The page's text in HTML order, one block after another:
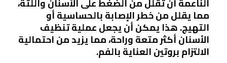
مما يقلل من خطر الإصابة بالحساسية أو
التهيج. هذا يمكن أن يجعل عملية تنظيف
الأسنان أكثر متعة وراحة، مما يزيد من احتمالية
الالتزام بروتين العناية بالفم.